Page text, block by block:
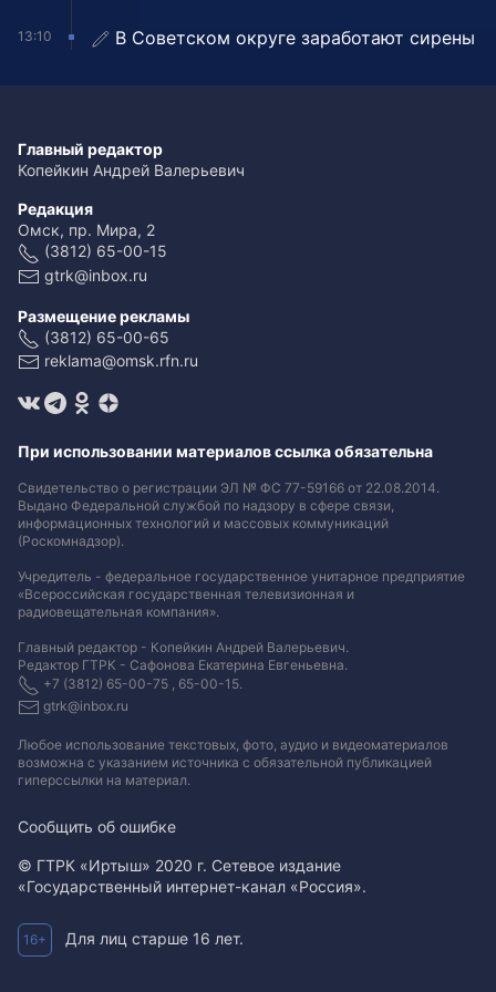
13:10 В Советском округе заработают сирены
Главный редактор
Копейкин Андрей Валерьевич
Редакция
Омск, пр. Мира, 2
(3812) 65-00-15
gtrk@inbox.ru
Размещение рекламы
(3812) 65-00-65
reklama@omsk.rfn.ru
При использовании материалов ссылка обязательна
Свидетельство о регистрации ЭЛ № ФС 77-59166 от 22.08.2014.
Выдано Федеральной службой по надзору в сфере связи,
информационных технологий и массовых коммуникаций
(Роскомнадзор).
Учредитель - федеральное государственное унитарное предприятие
«Всероссийская государственная телевизионная и
радиовещательная компания».
Главный редактор - Копейкин Андрей Валерьевич.
Редактор ГТРК - Сафонова Екатерина Евгеньевна.
+7 (3812) 65-00-75 , 65-00-15.
gtrk@inbox.ru
Любое использование текстовых, фото, аудио и видеоматериалов
возможна с указанием источника с обязательной публикацией
гиперссылки на материал.
Сообщить об ошибке
© ГТРК «Иртыш» 2020 г. Сетевое издание
«Государственный интернет-канал «Россия».
16+ Для лиц старше 16 лет.